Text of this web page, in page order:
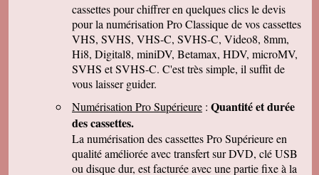
Merci pour votre professionnalisme. vous etes
une bonne adresse et ne manquerais pas de
parler de vous . Encore merci
J-Pierre B.
Tout est OK, merci! Dans l'avenir, j'aurai sans
doute encore recours à vous pour le même
genre de travail. Cordialement
Félix F.
J'ai bien reçu votre colis et vous remercie d'
avoir effectué ce travail délicat . J'ai visionné
les disquettes et suis pour ma part satisfait , je
pense que mon fils sera très heureux de
retrouver de tels souvenirs. Merci beaucoup
pour la rapidité du traitement de ma commande,
cassettes pour chiffrer en quelques clics le devis
pour la numérisation Pro Classique de vos cassettes
VHS, SVHS, VHS-C, SVHS-C, Video8, 8mm,
Hi8, Digital8, miniDV, Betamax, HDV, microMV,
SVHS et SVHS-C. C'est très simple, il suffit de
vous laisser guider.
Numérisation Pro Supérieure : Quantité et durée
des cassettes.
La numérisation des cassettes Pro Supérieure en
qualité améliorée avec transfert sur DVD, clé USB
ou disque dur, est facturée avec une partie fixe à la